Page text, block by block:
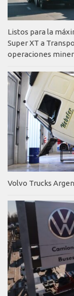
Listos para la
Super XT a
operaciones
Volvo Trucks